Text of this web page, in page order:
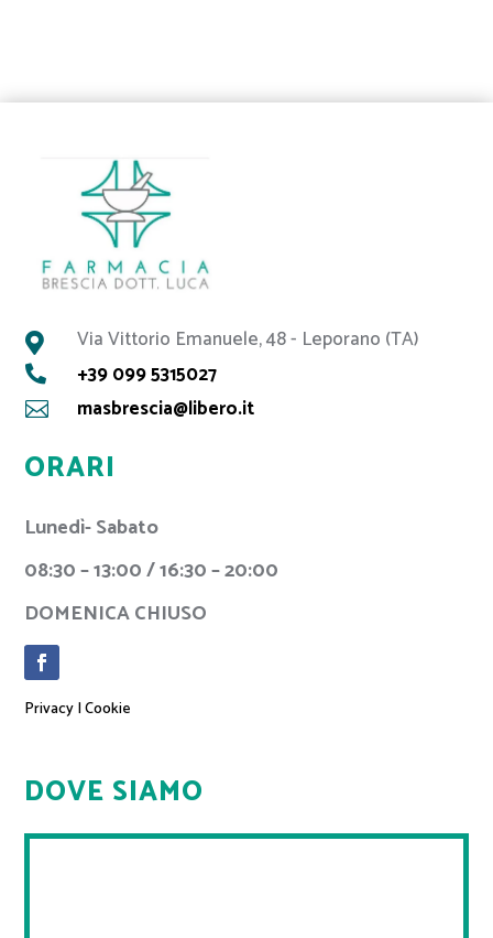
 Via Vittorio Emanuele, 48 - Leporano (TA)
 +39 099 5315027
 masbrescia@libero.it
ORARI
Lunedì- Sabato
08:30 – 13:00 / 16:30 – 20:00
DOMENICA CHIUSO
Privacy|Cookie
DOVE SIAMO